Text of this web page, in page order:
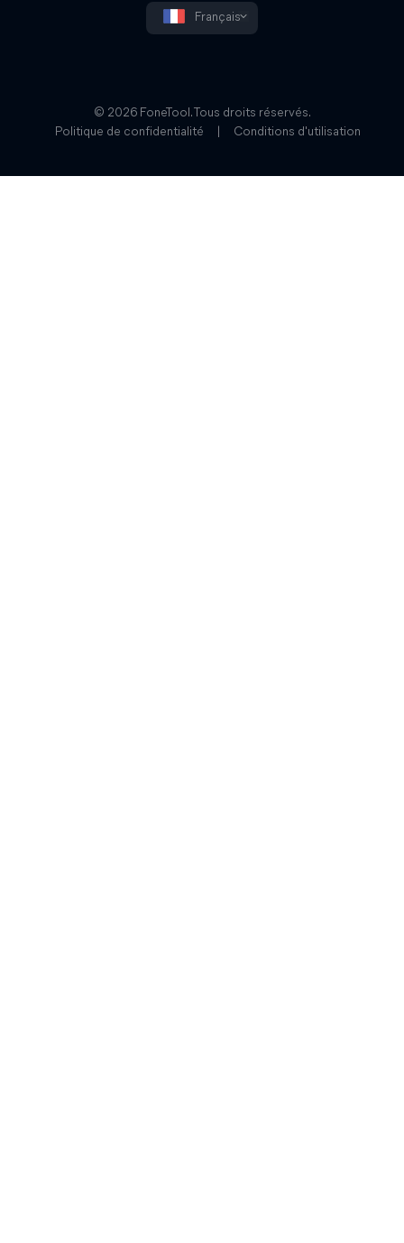
Français
© 2026 FoneTool. Tous droits réservés.
Politique de confidentialité
Conditions d'utilisation